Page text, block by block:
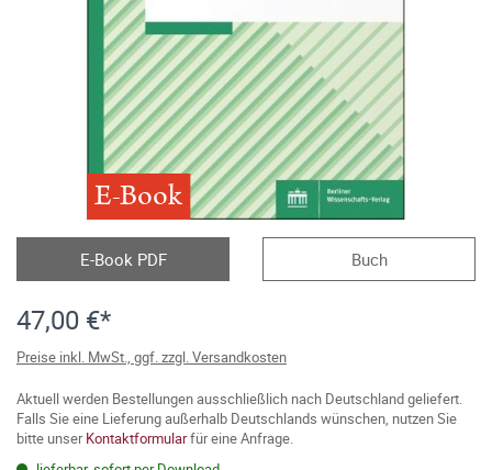
E-Book
E-Book PDF Buch
47,00 €*
Preise inkl. MwSt., ggf. zzgl. Versandkosten
Aktuell werden Bestellungen ausschließlich nach Deutschland geliefert.
Falls Sie eine Lieferung außerhalb Deutschlands wünschen, nutzen Sie
bitte unserKontaktformularfür eine Anfrage.